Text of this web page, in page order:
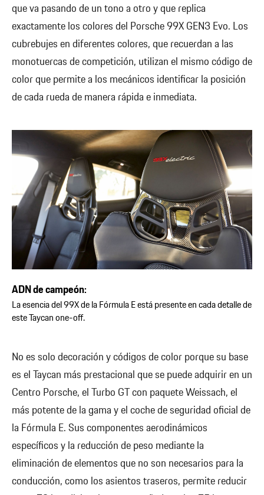
que va pasando de un tono a otro y que replica
exactamente los colores del Porsche 99X GEN3 Evo. Los
cubrebujes en diferentes colores, que recuerdan a las
monotuercas de competición, utilizan el mismo código de
color que permite a los mecánicos identificar la posición
de cada rueda de manera rápida e inmediata.
ADN de campeón:
La esencia del 99X de la Fórmula E está presente en cada detalle de
este Taycan one-off.
No es solo decoración y códigos de color porque su base
es el Taycan más prestacional que se puede adquirir en un
Centro Porsche, el Turbo GT con paquete Weissach, el
más potente de la gama y el coche de seguridad oficial de
la Fórmula E. Sus componentes aerodinámicos
específicos y la reducción de peso mediante la
eliminación de elementos que no son necesarios para la
conducción, como los asientos traseros, permite reducir